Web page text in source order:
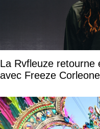
La Rvfleuze retourne
avec Freeze Corleone